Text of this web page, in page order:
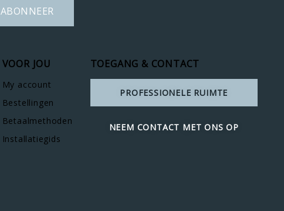
ABONNEER
VOOR JOU
My account
Bestellingen
Betaalmethoden
Installatiegids
TOEGANG & CONTACT
PROFESSIONELE RUIMTE
NEEM CONTACT MET ONS OP